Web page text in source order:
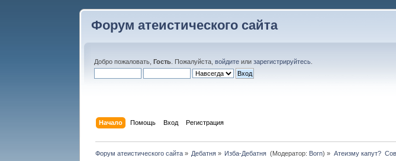
Форум атеистического сайта
Добро пожаловать,Гость . Пожалуйста,войдите илизарегистрируйтесь
Начало Помощь Вход Регистрация
Форум атеистического сайта» Дебатня» Изба-Дебатня (Модератор: Born) » Атеизму капут?